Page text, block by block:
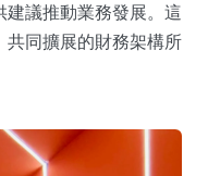
議推動業務發展。這
共同擴展的財務架構所